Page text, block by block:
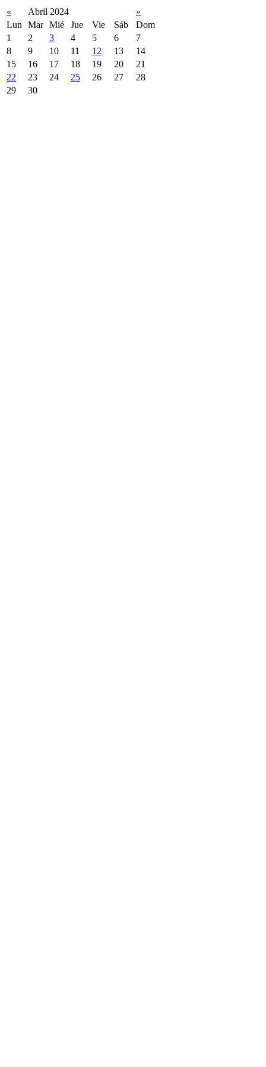
« Abril 2024
»
Lun
Mar Mié Jue Vie Sáb
Dom
1
2 3 4 5 6
7
8
9 10 11 12 13
14
15
16 17 18 19 20
21
22
23 24 25 26 27
28
29
30